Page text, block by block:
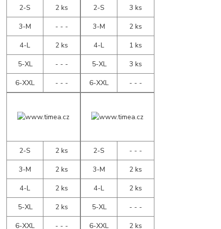
2-S
2 ks
3-M
- - -
4-L
2 ks
5-XL
- - -
6-XXL
- - -
2-S
3 ks
3-M
2 ks
4-L
1 ks
5-XL
3 ks
6-XXL
- - -
2-S
2 ks
3-M
2 ks
4-L
2 ks
5-XL
2 ks
6-XXL
- - -
2-S
- - -
3-M
2 ks
4-L
2 ks
5-XL
- - -
6-XXL
2 ks